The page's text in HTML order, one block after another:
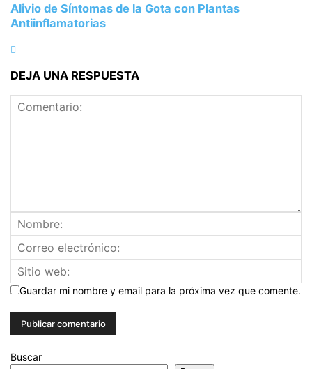
Alivio de Síntomas de la Gota con Plantas
Antiinflamatorias
DEJA UNA RESPUESTA
Guardar mi nombre y email para la próxima vez que comente.
Buscar